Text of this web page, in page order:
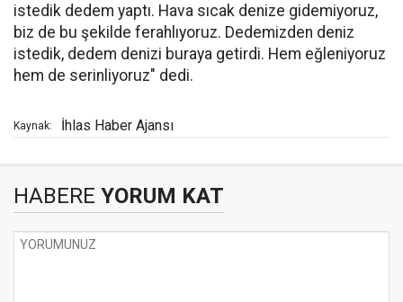
istedik dedem yaptı. Hava sıcak denize gidemiyoruz,
biz de bu şekilde ferahlıyoruz. Dedemizden deniz
istedik, dedem denizi buraya getirdi. Hem eğleniyoruz
hem de serinliyoruz" dedi.
Kaynak: İhlas Haber Ajansı
HABERE YORUM KAT